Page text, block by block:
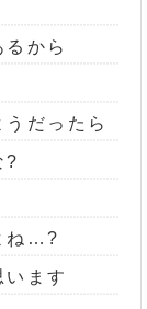
から
だったら
?
ね…?
ます